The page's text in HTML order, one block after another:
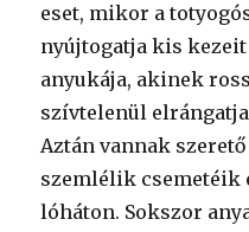
eset, mikor a
nyújtogatja kis kezeit
anyukája, akinek
szívtelenül
Aztán vannak
szemlélik csemetéik
lóháton. Sokszor